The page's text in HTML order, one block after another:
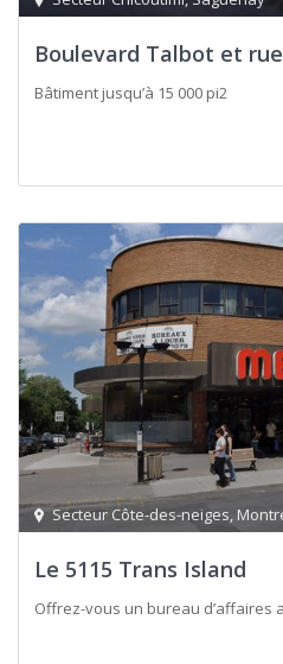
Boulevard Talbot et
Bâtiment jusqu’à 15 000 pi2
Secteur Côte-des-neiges,
Le 5115 Trans Island
Offrez-vous un bureau d’affaires